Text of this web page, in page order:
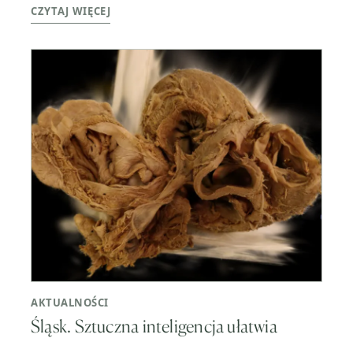
CZYTAJ WIĘCEJ
AKTUALNOŚCI
Śląsk. Sztuczna inteligencja ułatwia